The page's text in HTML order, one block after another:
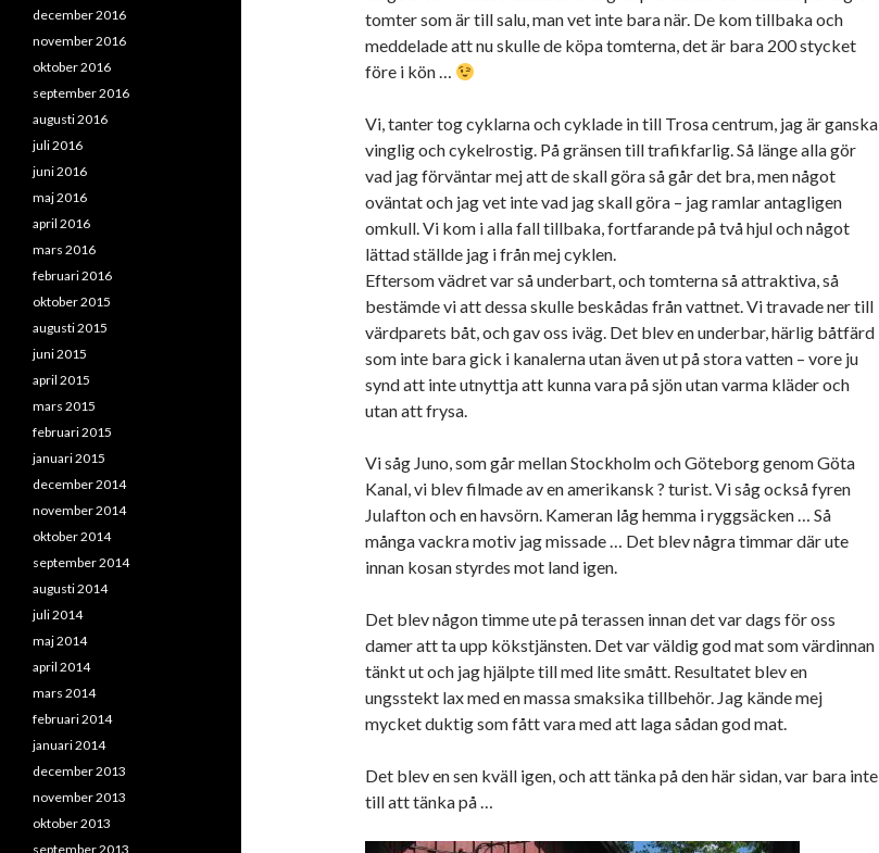
tomter som är till salu, man vet inte bara när. De kom tillbaka och
meddelade att nu skulle de köpa tomterna, det är bara 200 stycket
före i kön …
Vi, tanter tog cyklarna och cyklade in till Trosa centrum, jag är ganska
vinglig och cykelrostig. På gränsen till trafikfarlig. Så länge alla gör
vad jag förväntar mej att de skall göra så går det bra, men något
oväntat och jag vet inte vad jag skall göra – jag ramlar antagligen
omkull. Vi kom i alla fall tillbaka, fortfarande på två hjul och något
lättad ställde jag i från mej cyklen.
Eftersom vädret var så underbart, och tomterna så attraktiva, så
bestämde vi att dessa skulle beskådas från vattnet. Vi travade ner till
värdparets båt, och gav oss iväg. Det blev en underbar, härlig båtfärd
som inte bara gick i kanalerna utan även ut på stora vatten – vore ju
synd att inte utnyttja att kunna vara på sjön utan varma kläder och
utan att frysa.
Vi såg Juno, som går mellan Stockholm och Göteborg genom Göta
Kanal, vi blev filmade av en amerikansk ? turist. Vi såg också fyren
Julafton och en havsörn. Kameran låg hemma i ryggsäcken … Så
många vackra motiv jag missade … Det blev några timmar där ute
innan kosan styrdes mot land igen.
Det blev någon timme ute på terassen innan det var dags för oss
damer att ta upp kökstjänsten. Det var väldig god mat som värdinnan
tänkt ut och jag hjälpte till med lite smått. Resultatet blev en
ungsstekt lax med en massa smaksika tillbehör. Jag kände mej
mycket duktig som fått vara med att laga sådan god mat.
Det blev en sen kväll igen, och att tänka på den här sidan, var bara inte
till att tänka på …
december 2016
november 2016
oktober 2016
september 2016
augusti 2016
juli 2016
juni 2016
maj 2016
april 2016
mars 2016
februari 2016
oktober 2015
augusti 2015
juni 2015
april 2015
mars 2015
februari 2015
januari 2015
december 2014
november 2014
oktober 2014
september 2014
augusti 2014
juli 2014
maj 2014
april 2014
mars 2014
februari 2014
januari 2014
december 2013
november 2013
oktober 2013
september 2013